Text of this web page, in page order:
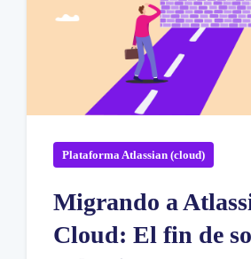
Plataforma Atlassian (cloud)
Migrando a
Cloud: El fin de